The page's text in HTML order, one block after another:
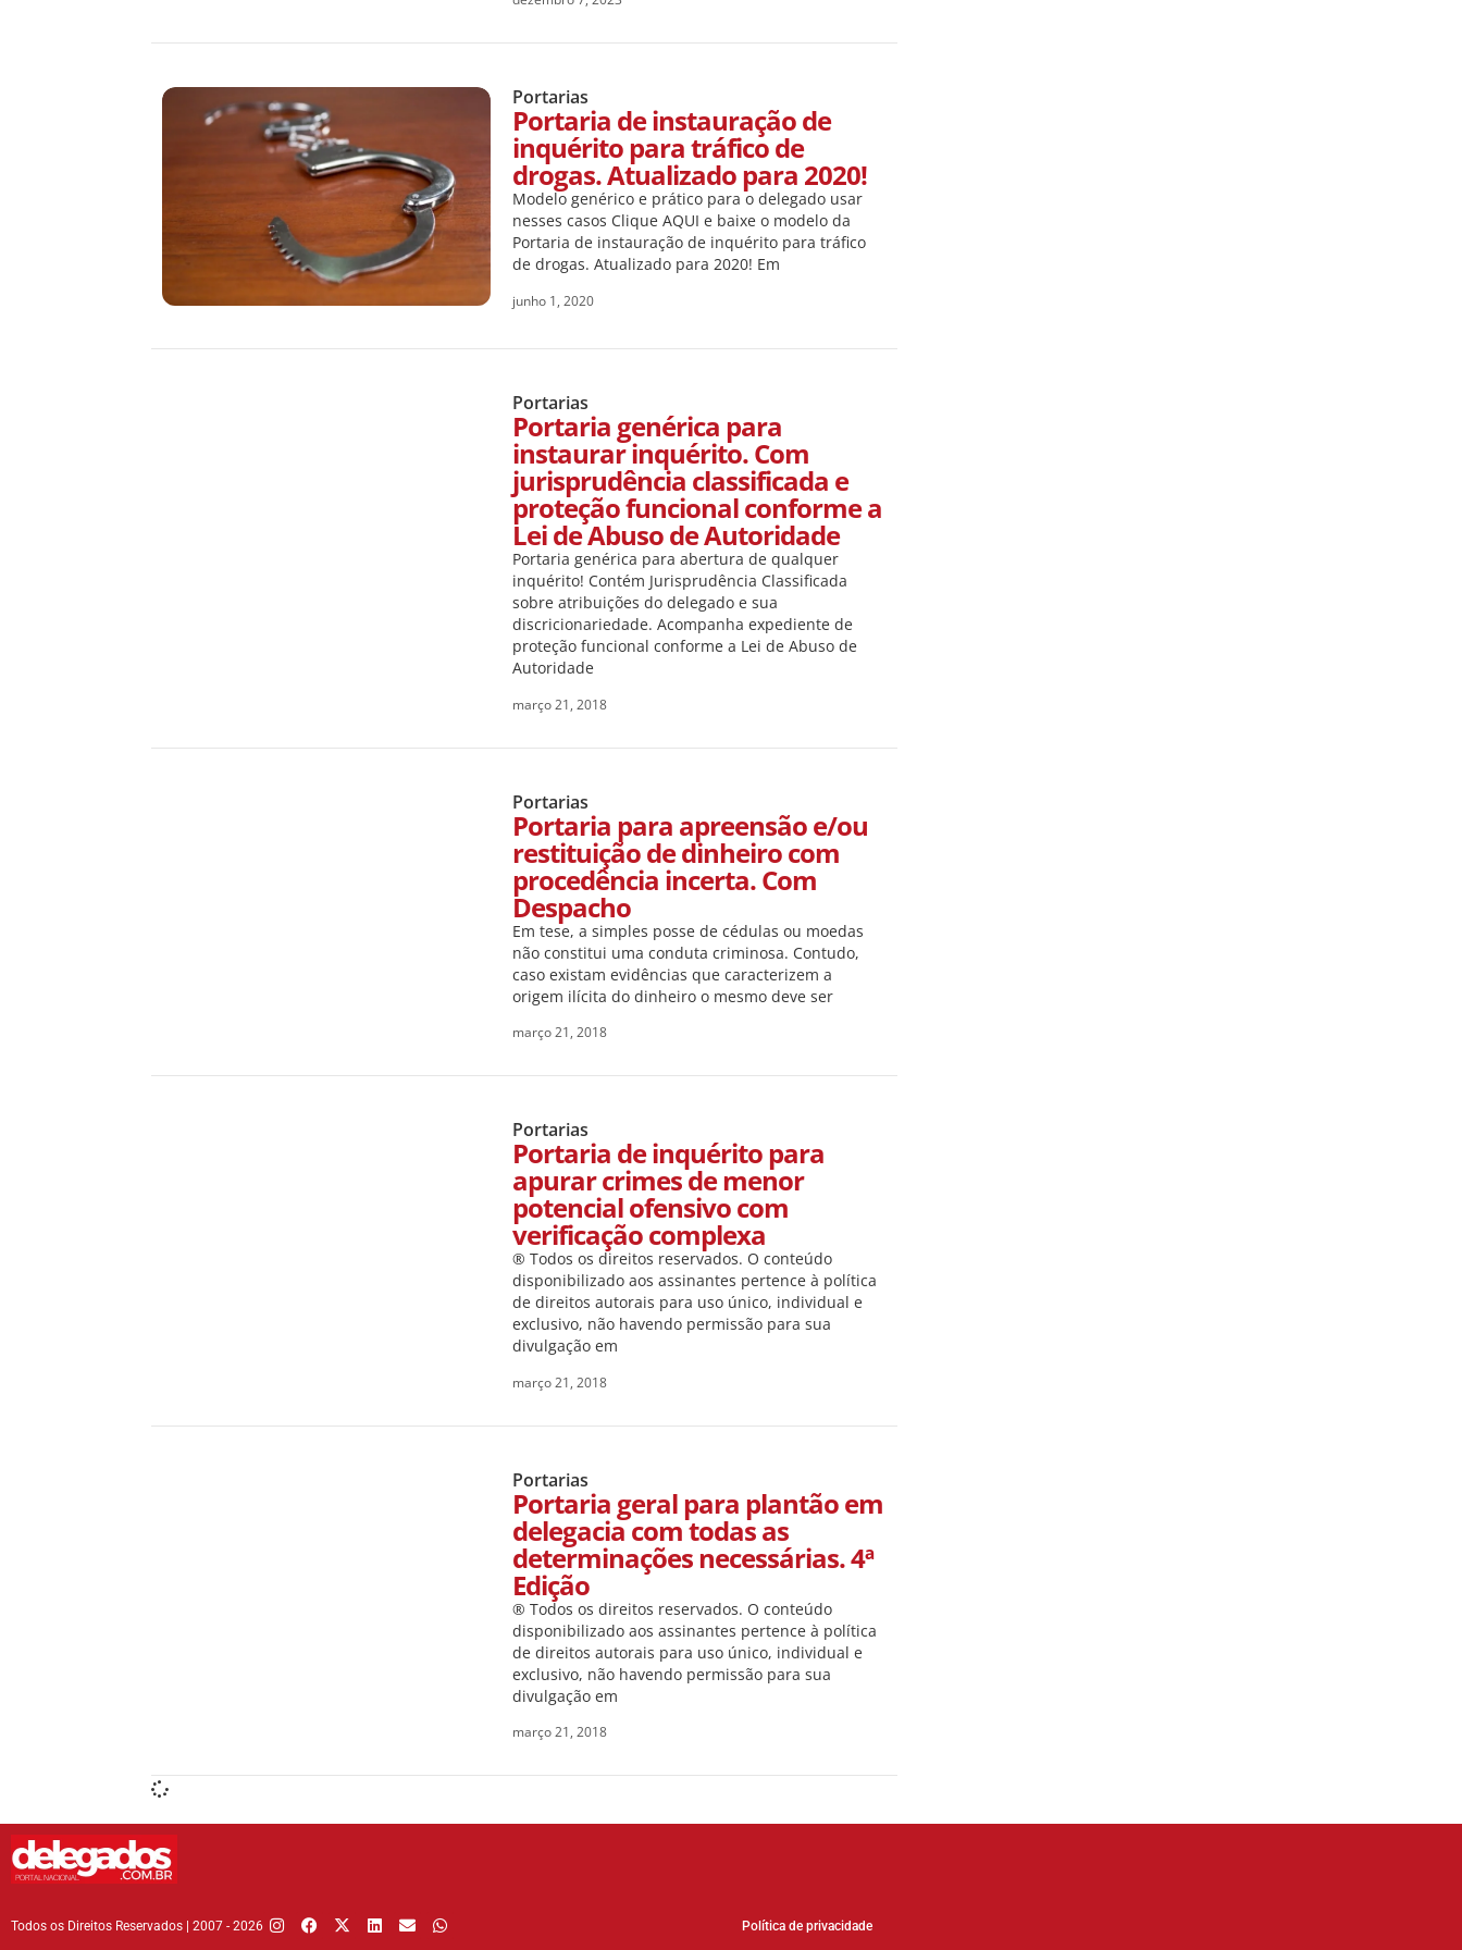
Portarias
Portaria de instauração de
inquérito para tráfico de
drogas. Atualizado para 2020!
Modelo genérico e prático para o delegado usar
nesses casos Clique AQUI e baixe o modelo da
Portaria de instauração de inquérito para tráfico
de drogas. Atualizado para 2020! Em
junho 1, 2020
Portarias
Portaria genérica para
instaurar inquérito. Com
jurisprudência classificada e
proteção funcional conforme a
Lei de Abuso de Autoridade
Portaria genérica para abertura de qualquer
inquérito! Contém Jurisprudência Classificada
sobre atribuições do delegado e sua
discricionariedade. Acompanha expediente de
proteção funcional conforme a Lei de Abuso de
Autoridade
março 21, 2018
Portarias
Portaria para apreensão e/ou
restituição de dinheiro com
procedência incerta. Com
Despacho
Em tese, a simples posse de cédulas ou moedas
não constitui uma conduta criminosa. Contudo,
caso existam evidências que caracterizem a
origem ilícita do dinheiro o mesmo deve ser
março 21, 2018
Portarias
Portaria de inquérito para
apurar crimes de menor
potencial ofensivo com
verificação complexa
® Todos os direitos reservados. O conteúdo
disponibilizado aos assinantes pertence à política
de direitos autorais para uso único, individual e
exclusivo, não havendo permissão para sua
divulgação em
março 21, 2018
Portarias
Portaria geral para plantão em
delegacia com todas as
determinações necessárias. 4ª
Edição
® Todos os direitos reservados. O conteúdo
disponibilizado aos assinantes pertence à política
de direitos autorais para uso único, individual e
exclusivo, não havendo permissão para sua
divulgação em
março 21, 2018
Todos os Direitos Reservados | 2007 - 2026 Política de privacidade